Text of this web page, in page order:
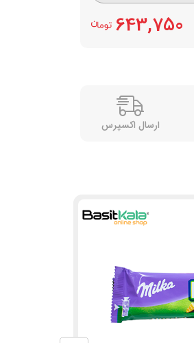
643,750
ارسال اکسپرس